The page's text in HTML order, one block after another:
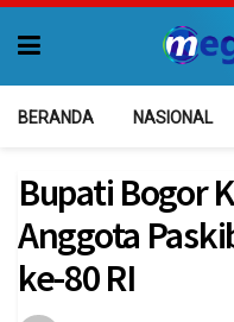
BERANDA NASIONAL
Bupati Bogor
Anggota
ke-80 RI